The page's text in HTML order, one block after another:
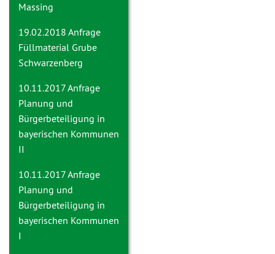
Massing
19.02.2018 Anfrage
Füllmaterial Grube
Schwarzenberg
10.11.2017 Anfrage
Planung und
Bürgerbeteiligung in
bayerischen Kommunen
II
10.11.2017 Anfrage
Planung und
Bürgerbeteiligung in
bayerischen Kommunen
I